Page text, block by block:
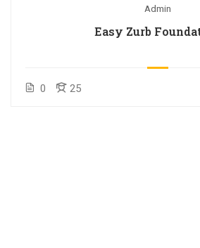
Admin
Easy Zurb
0 25